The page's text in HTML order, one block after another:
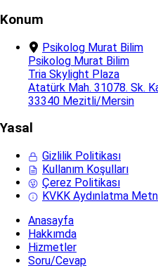
Konum
Psikolog Murat Bilim
Psikolog Murat Bilim
Tria Skylight Plaza
Atatürk Mah. 31078. Sk.
33340 Mezitli/Mersin
Yasal
Gizlilik Politikası
Kullanım Koşulları
Çerez Politikası
KVKK Aydınlatma
Anasayfa
Hakkımda
Hizmetler
Soru/Cevap